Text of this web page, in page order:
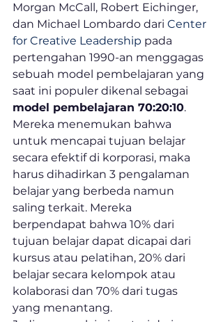
Morgan McCall, Robert Eichinger,
dan Michael Lombardo dari Center
for Creative Leadership pada
pertengahan 1990-an menggagas
sebuah model pembelajaran yang
saat ini populer dikenal sebagai
model pembelajaran 70:20:10.
Mereka menemukan bahwa
untuk mencapai tujuan belajar
secara efektif di korporasi, maka
harus dihadirkan 3 pengalaman
belajar yang berbeda namun
saling terkait. Mereka
berpendapat bahwa 10% dari
tujuan belajar dapat dicapai dari
kursus atau pelatihan, 20% dari
belajar secara kelompok atau
kolaborasi dan 70% dari tugas
yang menantang.